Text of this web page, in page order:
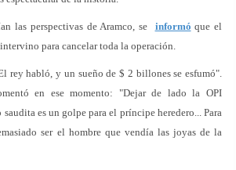
las perspectivas de Aramco, se informó que el
para cancelar toda la operación.
rey habló, y un sueño de $ 2 billones se esfumó".
en ese momento: "Dejar de lado la OPI
es un golpe para el príncipe heredero... Para
ser el hombre que vendía las joyas de la